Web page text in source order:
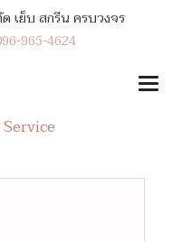
เย็บ สกรีน ครบวงจร
965-4624